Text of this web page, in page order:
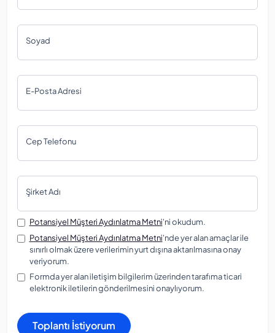
Soyad
E-Posta Adresi
Cep Telefonu
Şirket Adı
Potansiyel Müşteri Aydınlatma Metni'ni okudum.
Potansiyel Müşteri Aydınlatma Metni'nde yer alan amaçlar ile
sınırlı olmak üzere verilerimin yurt dışına aktarılmasına onay
veriyorum.
Formda yer alan iletişim bilgilerim üzerinden tarafıma ticari
elektronik iletilerin gönderilmesini onaylıyorum.
Toplantı İstiyorum